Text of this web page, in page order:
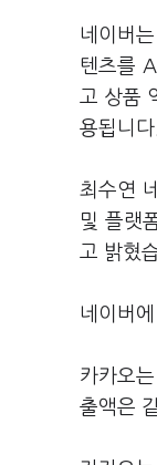
네이버는
텐츠를
고 상품
용됩니다
최수연
및 플랫
고 밝혔
네이버
카카오
출액은